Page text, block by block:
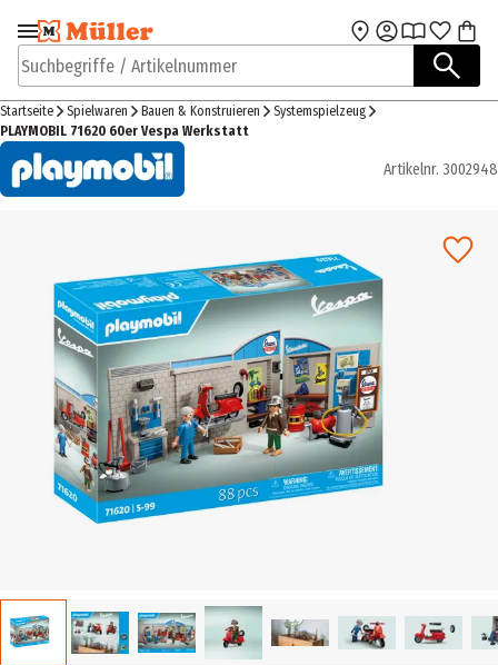
Zur Navigation
springen
Zum Hauptinhalt
Suchbegriffe / Artikelnummer
Startseite Spielwaren Bauen & Konstruieren
Systemspielzeug
PLAYMOBIL 71620 60er Vespa Werkstatt
Artikelnr. 3002948